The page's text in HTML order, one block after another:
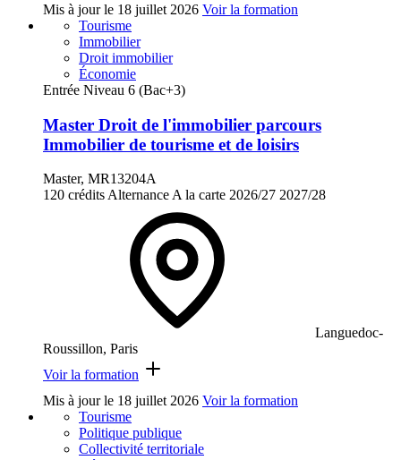
Mis à jour le 18 juillet 2026 Voir la formation
Tourisme
Immobilier
Droit immobilier
Économie
Entrée Niveau 6 (Bac+3)
Master Droit de l'immobilier parcours
Immobilier de tourisme et de loisirs
Master, MR13204A
120 créditsAlternanceA la carte 2026/27 2027/28
Languedoc-
Roussillon, Paris
Voir la formation
Mis à jour le 18 juillet 2026 Voir la formation
Tourisme
Politique publique
Collectivité territoriale